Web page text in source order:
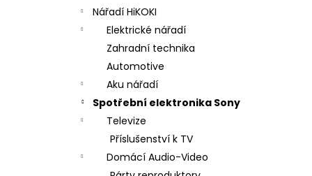
Nářadí HiKOKI
Elektrické nářadí
Zahradní technika
Automotive
Aku nářadí
Spotřební elektronika Sony
Televize
Příslušenství k TV
Domácí Audio-Video